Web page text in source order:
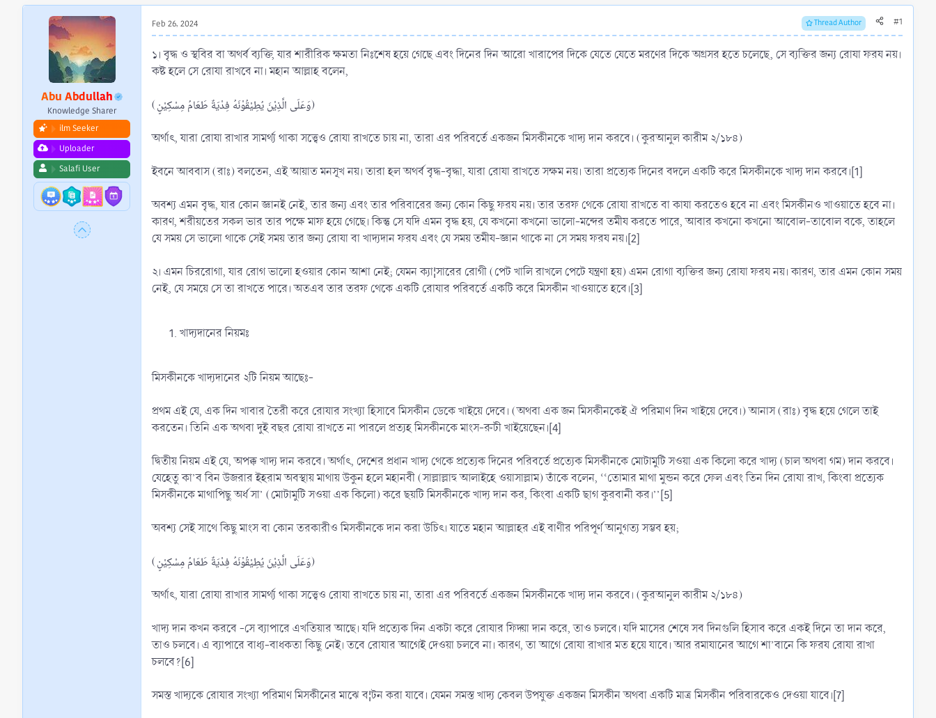
r
t
e
r
Abu Abdullah
Knowledge Sharer
ilm Seeker
Uploader
Salafi User
Feb 26, 2024 Thread Author #1
১। বৃদ্ধ ও স্থবির বা অথর্ব ব্যক্তি, যার শারীরিক ক্ষমতা নিঃশেষ হয়ে গেছে এবং দিনের দিন আরো খারাপের দিকে যেতে যেতে মরণের দিকে অগ্রসর হতে চলেছে, সে ব্যক্তির জন্য রোযা ফরয নয়।
কষ্ট হলে সে রোযা রাখবে না। মহান আল্লাহ বলেন,
(وَعَلَى الَّذِيْنَ يُطِيْقُوْنَهُ فِدْيَةٌ طَعَامُ مِسْكِيْنٍ)
অর্থাৎ, যারা রোযা রাখার সামর্থ্য থাকা সত্ত্বেও রোযা রাখতে চায় না, তারা এর পরিবর্তে একজন মিসকীনকে খাদ্য দান করবে। (কুরআনুল কারীম ২/১৮৪)
ইবনে আববাস (রাঃ) বলতেন, এই আয়াত মনসূখ নয়। তারা হল অথর্ব বৃদ্ধ-বৃদ্ধা, যারা রোযা রাখতে সক্ষম নয়। তারা প্রত্যেক দিনের বদলে একটি করে মিসকীনকে খাদ্য দান করবে।[1]
অবশ্য এমন বৃদ্ধ, যার কোন জ্ঞানই নেই, তার জন্য এবং তার পরিবারের জন্য কোন কিছু ফরয নয়। তার তরফ থেকে রোযা রাখতে বা কাযা করতেও হবে না এবং মিসকীনও খাওয়াতে হবে না।
কারণ, শরীয়তের সকল ভার তার পক্ষে মাফ হয়ে গেছে। কিন্তু সে যদি এমন বৃদ্ধ হয়, যে কখনো কখনো ভালো-মন্দের তমীয করতে পারে, আবার কখনো কখনো আবোল-তাবোল বকে, তাহলে
যে সময় সে ভালো থাকে সেই সময় তার জন্য রোযা বা খাদ্যদান ফরয এবং যে সময় তমীয-জ্ঞান থাকে না সে সময় ফরয নয়।[2]
২। এমন চিররোগা, যার রোগ ভালো হওয়ার কোন আশা নেই; যেমন ক্যা¦সারের রোগী (পেট খালি রাখলে পেটে যন্ত্রণা হয়) এমন রোগা ব্যক্তির জন্য রোযা ফরয নয়। কারণ, তার এমন কোন সময়
নেই, যে সময়ে সে তা রাখতে পারে। অতএব তার তরফ থেকে একটি রোযার পরিবর্তে একটি করে মিসকীন খাওয়াতে হবে।[3]
খাদ্যদানের নিয়মঃ
মিসকীনকে খাদ্যদানের ২টি নিয়ম আছেঃ-
প্রথম এই যে, এক দিন খাবার তৈরী করে রোযার সংখ্যা হিসাবে মিসকীন ডেকে খাইয়ে দেবে। (অথবা এক জন মিসকীনকেই ঐ পরিমাণ দিন খাইয়ে দেবে।) আনাস (রাঃ) বৃদ্ধ হয়ে গেলে তাই
করতেন। তিনি এক অথবা দুই বছর রোযা রাখতে না পারলে প্রত্যহ মিসকীনকে মাংস-রুটী খাইয়েছেন।[4]
দ্বিতীয় নিয়ম এই যে, অপক্ক খাদ্য দান করবে। অর্থাৎ, দেশের প্রধান খাদ্য থেকে প্রত্যেক দিনের পরিবর্তে প্রত্যেক মিসকীনকে মোটামুটি সওয়া এক কিলো করে খাদ্য (চাল অথবা গম) দান করবে।
যেহেতু কা’ব বিন উজরার ইহরাম অবস্থায় মাথায় উকুন হলে মহানবী (সাল্লাল্লাহু আলাইহে ওয়াসাল্লাম) তাঁকে বলেন, ‘‘তোমার মাথা মুন্ডন করে ফেল এবং তিন দিন রোযা রাখ, কিংবা প্রত্যেক
মিসকীনকে মাথাপিছু অর্ধ সা’ (মোটামুটি সওয়া এক কিলো) করে ছয়টি মিসকীনকে খাদ্য দান কর, কিংবা একটি ছাগ কুরবানী কর।’’[5]
অবশ্য সেই সাথে কিছু মাংস বা কোন তরকারীও মিসকীনকে দান করা উচিৎ। যাতে মহান আল্লাহর এই বাণীর পরিপূর্ণ আনুগত্য সম্ভব হয়;
(وَعَلَى الَّذِيْنَ يُطِيْقُوْنَهُ فِدْيَةٌ طَعَامُ مِسْكِيْنٍ)
অর্থাৎ, যারা রোযা রাখার সামর্থ্য থাকা সত্ত্বেও রোযা রাখতে চায় না, তারা এর পরিবর্তে একজন মিসকীনকে খাদ্য দান করবে। (কুরআনুল কারীম ২/১৮৪)
খাদ্য দান কখন করবে -সে ব্যাপারে এখতিয়ার আছে। যদি প্রত্যেক দিন একটা করে রোযার ফিদ্য়া দান করে, তাও চলবে। যদি মাসের শেষে সব দিনগুলি হিসাব করে একই দিনে তা দান করে,
তাও চলবে। এ ব্যাপারে বাধ্য-বাধকতা কিছু নেই। তবে রোযার আগেই দেওয়া চলবে না। কারণ, তা আগে রোযা রাখার মত হয়ে যাবে। আর রমাযানের আগে শা’বানে কি ফরয রোযা রাখা
চলবে?[6]
সমস্ত খাদ্যকে রোযার সংখ্যা পরিমাণ মিসকীনের মাঝে ব¦টন করা যাবে। যেমন সমস্ত খাদ্য কেবল উপযুক্ত একজন মিসকীন অথবা একটি মাত্র মিসকীন পরিবারকেও দেওয়া যাবে।[7]